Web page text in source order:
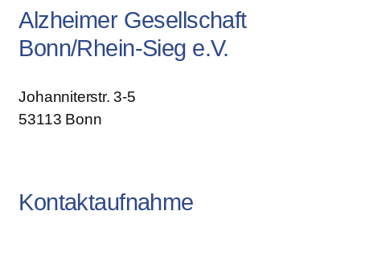
Alzheimer Gesellschaft
Bonn/Rhein-Sieg e.V.
Johanniterstr. 3-5
53113 Bonn
Kontaktaufnahme